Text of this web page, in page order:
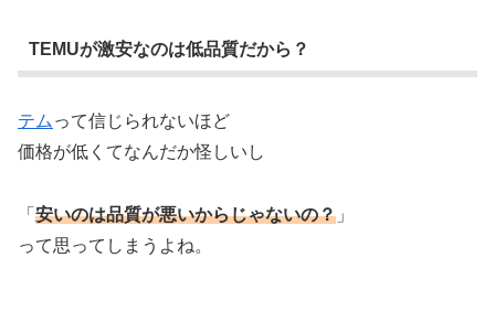
TEMUが激安なのは低品質だから？
テム って信じられないほど
価格が低くてなんだか怪しいし
「 安いのは品質が悪いからじゃないの？ 」
って思ってしまうよね。